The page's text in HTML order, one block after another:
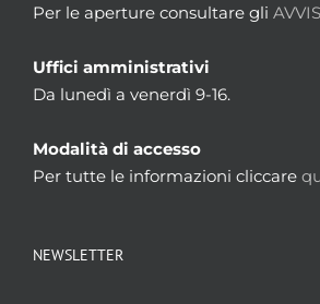
Per le aperture consultare gli
Uffici amministrativi
Da lunedì a venerdì 9-16.
Modalità di accesso
Per tutte le informazioni cliccare
NEWSLETTER